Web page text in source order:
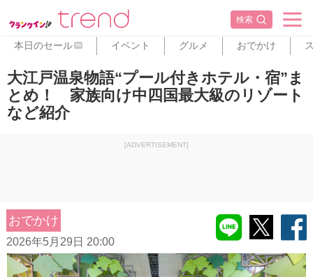
検索
本日のセール PR イベント グルメ おでかけ
大江戸温泉物語“プール付きホテル・宿”ま
とめ！ 家族向け中四国最大級のリゾート
など紹介
[ADVERTISEMENT]
おでかけ
2026年5月29日 20:00